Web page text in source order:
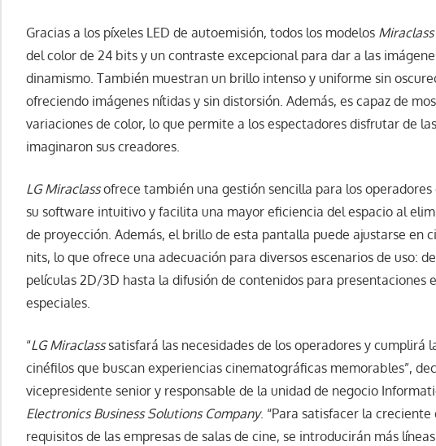
Gracias a los píxeles LED de autoemisión, todos los modelos Miraclass
del color de 24 bits y un contraste excepcional para dar a las
dinamismo. También muestran un brillo intenso y uniforme sin
ofreciendo imágenes nítidas y sin distorsión. Además, es capaz de
variaciones de color, lo que permite a los espectadores disfrutar de
imaginaron sus creadores.
LG Miraclassofrece también una gestión sencilla para los operadores
su software intuitivo y facilita una mayor eficiencia del espacio al
de proyección. Además, el brillo de esta pantalla puede ajustarse en
nits, lo que ofrece una adecuación para diversos escenarios de uso:
películas 2D/3D hasta la difusión de contenidos para presentaciones
especiales.
“LG Miraclasssatisfará las necesidades de los operadores y cumplirá
cinéfilos que buscan experiencias cinematográficas memorables”,
vicepresidente senior y responsable de la unidad de negocio
Electronics Business Solutions Company. “Para satisfacer la
requisitos de las empresas de salas de cine, se introducirán más